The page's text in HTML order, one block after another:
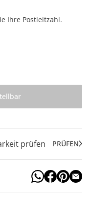
Ihre Postleitzahl.
prüfen PRÜFEN